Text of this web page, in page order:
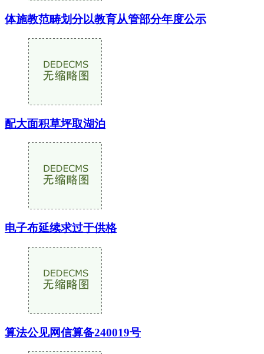
体施教范畴划分以教育从管部分年度公示
配大面积草坪取湖泊
电子布延续求过于供格
算法公见网信算备240019号